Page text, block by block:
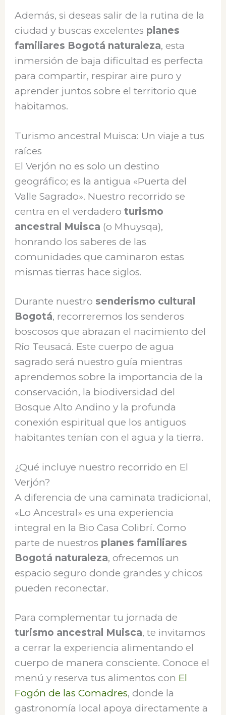
Además, si deseas salir de la rutina de la
ciudad y buscas excelentes planes
familiares Bogotá naturaleza, esta
inmersión de baja dificultad es perfecta
para compartir, respirar aire puro y
aprender juntos sobre el territorio que
habitamos.
Turismo ancestral Muisca: Un viaje a tus
raíces
El Verjón no es solo un destino
geográfico; es la antigua «Puerta del
Valle Sagrado». Nuestro recorrido se
centra en el verdaderoturismo
ancestral Muisca (o Mhuysqa),
honrando los saberes de las
comunidades que caminaron estas
mismas tierras hace siglos.
Durante nuestro senderismo cultural
Bogotá, recorreremos los senderos
boscosos que abrazan el nacimiento del
Río Teusacá. Este cuerpo de agua
sagrado será nuestro guía mientras
aprendemos sobre la importancia de la
conservación, la biodiversidad del
Bosque Alto Andino y la profunda
conexión espiritual que los antiguos
habitantes tenían con el agua y la tierra.
¿Qué incluye nuestro recorrido en El
Verjón?
A diferencia de una caminata tradicional,
«Lo Ancestral» es una experiencia
integral en la Bio Casa Colibrí. Como
parte de nuestros planes familiares
Bogotá naturaleza, ofrecemos un
espacio seguro donde grandes y chicos
pueden reconectar.
Para complementar tu jornada de
turismo ancestral Muisca, te invitamos
a cerrar la experiencia alimentando el
cuerpo de manera consciente. Conoce el
menú y reserva tus alimentos con El
Fogón de las Comadres, donde la
gastronomía local apoya directamente a